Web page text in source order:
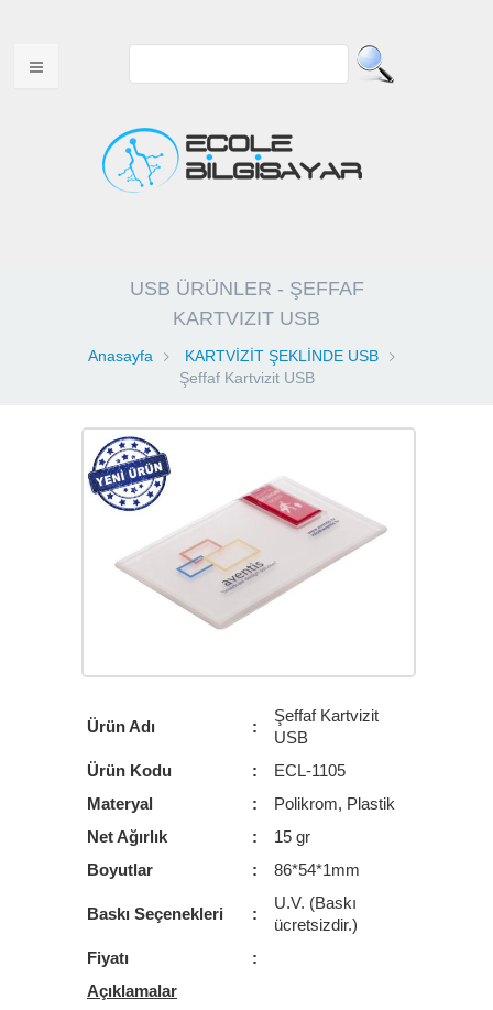
HAKKIMIZDA
MULTITOUCH ÜRÜNLER
USB ÜRÜNLER
WEB TASARIM
VİDEOLAR
USB ÜRÜNLER - ŞEFFAF
KARTVIZIT USB
Anasayfa
KARTVİZİT ŞEKLİNDE USB
Şeffaf Kartvizit USB
Ürün Adı :
Şeffaf Kartvizit
USB
Ürün Kodu
:
ECL-1105
Materyal
:
Polikrom, Plastik
Net Ağırlık
:
15 gr
Boyutlar
: 86*54*1mm
Baskı Seçenekleri :
U.V. (Baskı
ücretsizdir.)
Fiyatı
:
Açıklamalar